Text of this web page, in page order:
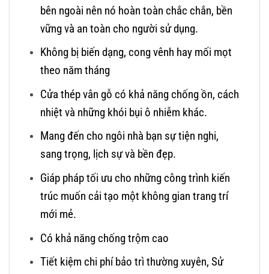
bên ngoài nên nó hoàn toàn chắc chắn, bền
vững và an toàn cho người sử dụng.
Không bị biến dạng, cong vênh hay mối mọt
theo năm tháng
Cửa thép vân gỗ có khả năng chống ồn, cách
nhiệt và những khói bụi ô nhiễm khác.
Mang đến cho ngôi nhà bạn sự tiện nghi,
sang trọng, lịch sự và bền đẹp.
Giáp pháp tối ưu cho những công trình kiến
trúc muốn cải tạo một không gian trang trí
mới mẻ.
Có khả năng chống trộm cao
Tiết kiệm chi phí bảo trì thường xuyên, Sử